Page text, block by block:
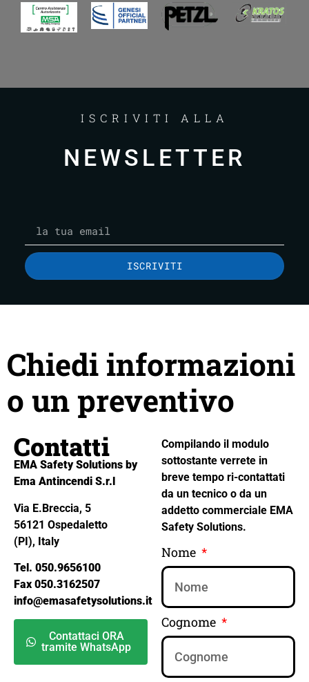
ISCRIVITI ALLA
NEWSLETTER
ISCRIVITI
Chiedi informazioni
o un preventivo
Contatti
EMA Safety Solutions by
Ema Antincendi S.r.l
Via E.Breccia, 5
56121 Ospedaletto
(PI), Italy
Tel. 050.9656100
Fax 050.3162507
info@emasafetysolutions.it
Contattaci ORA
tramite WhatsApp
Compilando il modulo
sottostante verrete in
breve tempo ri-contattati
da un tecnico o da un
addetto commerciale EMA
Safety Solutions.
Nome
Cognome